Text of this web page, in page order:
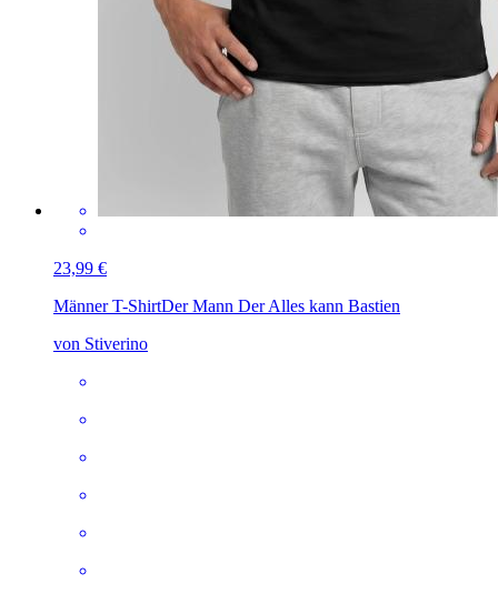
23,99 €
Männer T-ShirtDer Mann Der Alles kann Bastien
von Stiverino